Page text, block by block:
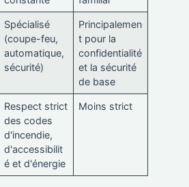
Spécialisé
(coupe-feu,
automatique,
sécurité)
Principalemen
t pour la
confidentialité
et la sécurité
de base
Respect strict
des codes
d'incendie,
d'accessibilit
é et d'énergie
Moins strict